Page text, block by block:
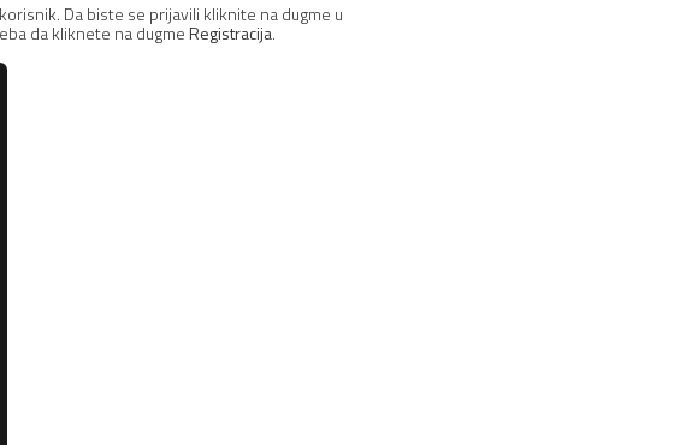
Da biste se prijavili kliknite na dugme u
da kliknete na dugmeRegistracija.